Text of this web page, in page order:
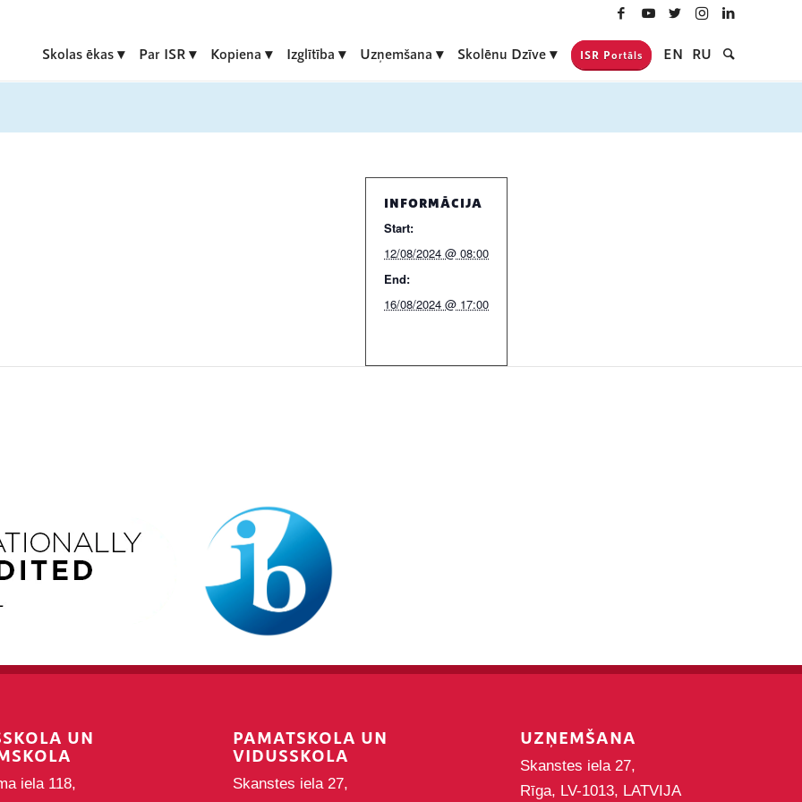
Skolas ēkas Par ISR Kopiena Izglītība Uzņemšana Skolēnu Dzīve ISR Portāls EN RU
INFORMĀCIJA
Start:
12/08/2024 @ 08:00
End:
16/08/2024 @ 17:00
UN
iela 118,
PAMATSKOLA UN
VIDUSSKOLA
Skanstes iela 27,
UZŅEMŠANA
Skanstes iela 27,
Rīga, LV-1013, LATVIJA